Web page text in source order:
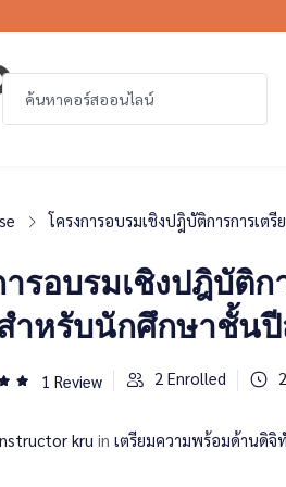
โครงการอบรมเชิงปฎิบัติการการเ
รอบรมเชิงปฎิบัติ
ำหรับนักศึกษาชั้น
1 Review 2 Enrolled 2
kru in เตรียมความพร้อมด้านดิ